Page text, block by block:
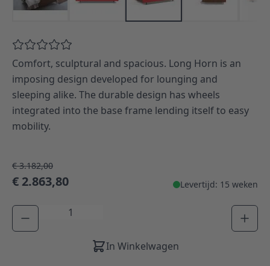
Comfort, sculptural and spacious. Long Horn is an
imposing design developed for lounging and
sleeping alike. The durable design has wheels
integrated into the base frame lending itself to easy
mobility.
€ 3.182,00
€ 2.863,80 Levertijd: 15 weken
Aantal
In Winkelwagen